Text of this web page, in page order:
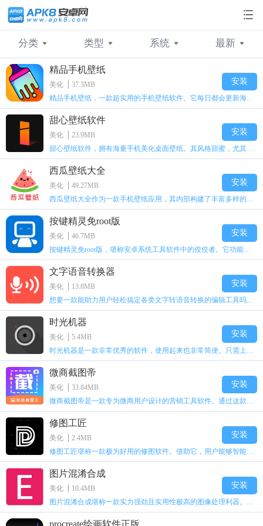
分类
不限 系统工具
通讯应用 桌面美化 社交聊天
网络工具 购物消费
教育阅读 游戏辅助
类型
不限 美化
制作 相机
系统
不限 苹果
最新
最新精品手机壁纸
美化
37.3MB
安装
甜心壁纸软件
美化
23.9MB
安装
西瓜壁纸大全
美化
49.27MB
安装
按键精灵免root版
美化
46.7MB
安装
文字语音转换器
美化
13.8MB
安装
时光机器
美化
5.4MB
安装
微商截图帝
美化
33.84MB
安装
修图工匠
美化
2.4MB
安装
图片混淆合成
美化
10.4MB
安装
procreate绘画软件正版